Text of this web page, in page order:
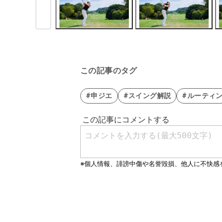
この記事のタグ
#申ジエ #スイング解説 #ルーティ